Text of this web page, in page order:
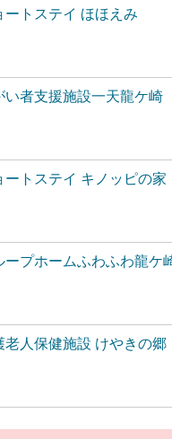
ートステイ ほほえみ
い者支援施設一天龍ケ崎
ートステイ キノッピの家
ープホームふわふわ龍ケ
老人保健施設 けやきの郷